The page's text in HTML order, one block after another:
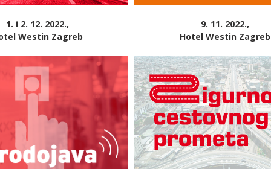
1. i 2. 12. 2022.,
Westin Zagreb
9. 11. 2022.,
Hotel Westin Zagreb